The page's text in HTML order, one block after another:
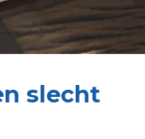
slecht